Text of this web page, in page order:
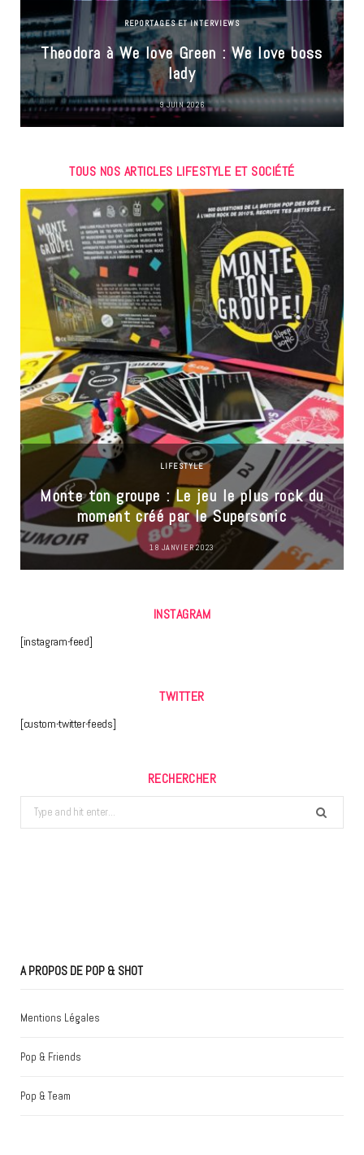
REPORTAGES ET INTERVIEWS
Theodora à We love Green : We love boss
lady
9 JUIN 2026
TOUS NOS ARTICLES LIFESTYLE ET SOCIÉTÉ
LIFESTYLE
Monte ton groupe : Le jeu le plus rock du
moment créé par le Supersonic
18 JANVIER 2023
INSTAGRAM
[instagram-feed]
TWITTER
[custom-twitter-feeds]
RECHERCHER
Search
for:
A PROPOS DE POP & SHOT
Mentions Légales
Pop & Friends
Pop & Team